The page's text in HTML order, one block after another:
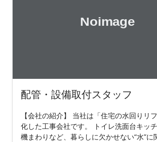
配管・設備取付スタッフ
【会社の紹介】 当社は「住宅の水回りリ
化した工事会社です。 トイレ洗面台キッ
機まわりなど、暮らしに欠かせない“水”に